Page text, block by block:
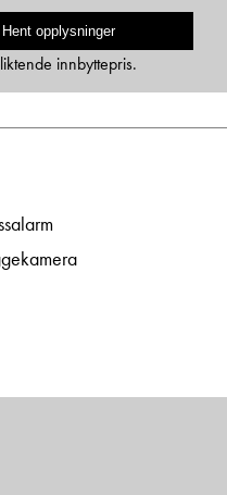
Hent opplysninger
innbyttepris.